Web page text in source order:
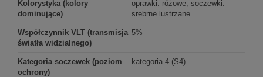
Kolorystyka (kolory
dominujące)
oprawki: różowe, soczewki:
srebrne lustrzane
Współczynnik VLT (transmisja
światła widzialnego)
5%
Kategoria soczewek (poziom
ochrony)
kategoria 4 (S4)